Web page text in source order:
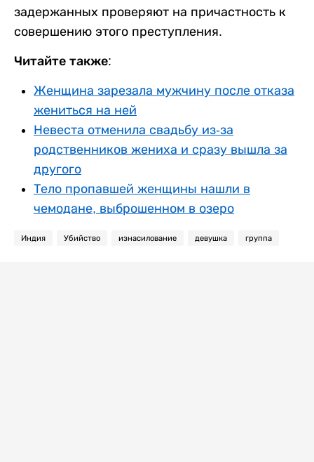
задержанных проверяют на причастность к
совершению этого преступления.
Читайте также:
Женщина зарезала мужчину после отказа
жениться на ней
Невеста отменила свадьбу из-за
родственников жениха и сразу вышла за
другого
Тело пропавшей женщины нашли в
чемодане, выброшенном в озеро
Индия Убийство изнасилование девушка группа